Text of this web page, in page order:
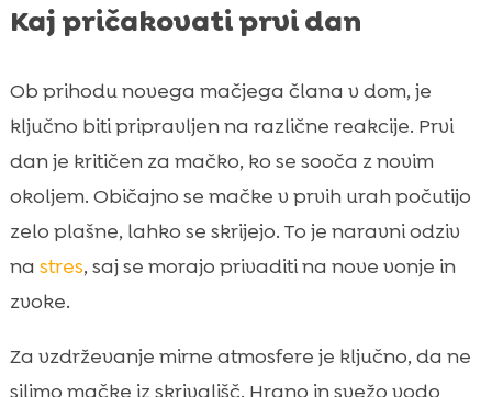
Kaj pričakovati prvi dan
Ob prihodu novega mačjega člana v dom, je
ključno biti pripravljen na različne reakcije. Prvi
dan je kritičen za mačko, ko se sooča z novim
okoljem. Običajno se mačke v prvih urah počutijo
zelo plašne, lahko se skrijejo. To je naravni odziv
na stres, saj se morajo privaditi na nove vonje in
zvoke.
Za vzdrževanje mirne atmosfere je ključno, da ne
silimo mačke iz skrivališč. Hrano in svežo vodo